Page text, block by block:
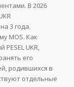
В 2026
3 года.
MOS. Как
UKR,
его
родившихся в
отдельные